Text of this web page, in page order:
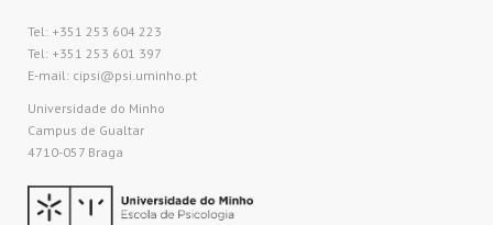
Tel: +351 253 604 223
Tel: +351 253 601 397
E-mail: cipsi@psi.uminho.pt
Universidade do Minho​
Campus de Gualtar
4710-057 Braga